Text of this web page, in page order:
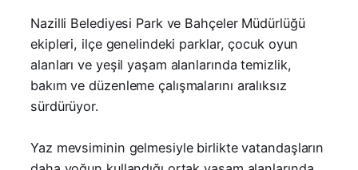
Nazilli Belediyesi Park ve Bahçeler Müdürlüğü
ekipleri, ilçe genelindeki parklar, çocuk oyun
alanları ve yeşil yaşam alanlarında temizlik,
bakım ve düzenleme çalışmalarını aralıksız
sürdürüyor.
Yaz mevsiminin gelmesiyle birlikte vatandaşların